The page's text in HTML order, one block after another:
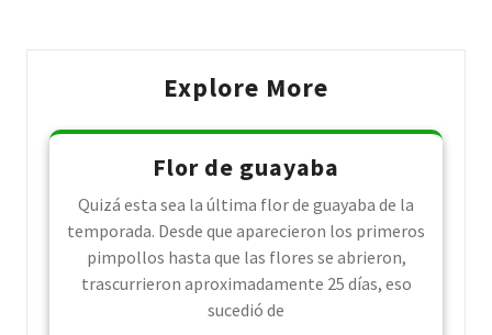
Explore More
Flor de guayaba
Quizá esta sea la última flor de guayaba de la
temporada. Desde que aparecieron los primeros
pimpollos hasta que las flores se abrieron,
trascurrieron aproximadamente 25 días, eso
sucedió de